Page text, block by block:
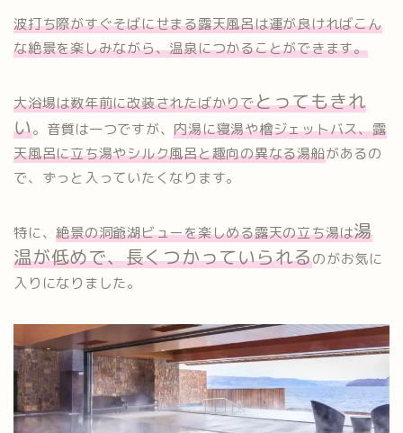
波打ち際がすぐそばにせまる露天風呂は運が良ければこん
な絶景を楽しみながら、温泉につかることができます。
大浴場は数年前に改装されたばかりでとってもきれ
い。音質は一つですが、内湯に寝湯や檜ジェットバス、露
天風呂に立ち湯やシルク風呂と趣向の異なる湯船があるの
で、ずっと入っていたくなります。
特に、絶景の洞爺湖ビューを楽しめる露天の立ち湯は湯
温が低めで、長くつかっていられるのがお気に
入りになりました。